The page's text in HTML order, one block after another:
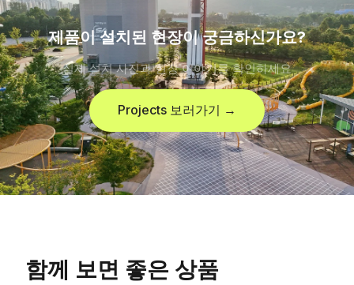
제품이 설치된 현장이 궁금하신가요?
실제 설치 사진과 현장 이야기를 확인하세요
Projects 보러가기 →
함께 보면 좋은 상품